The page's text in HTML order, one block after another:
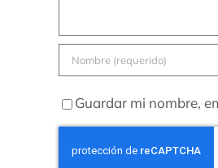
Guardar mi nombre,